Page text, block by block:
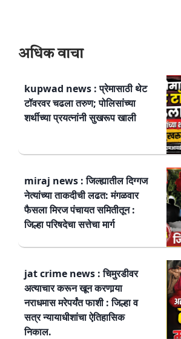
अधिक वाचा
kupwad news : प्रेमासाठी थेट
टॉवरवर चढला तरुण; पोलिसांच्या
शर्थीच्या प्रयत्नांनी सुखरूप खाली
miraj news : जिल्ह्यातील दिग्गज
नेत्यांच्या ताकदीची लढत: मंगळवार
फैसला मिरज पंचायत समितीतून :
जिल्हा परिषदेचा सत्तेचा मार्ग
jat crime news : चिमुरडीवर
अत्याचार करून खून करणार्‍या
नराधमास मरेपर्यंत फाशी : जिल्हा व
सत्र न्यायाधीशांचा ऐतिहासिक
निकाल.